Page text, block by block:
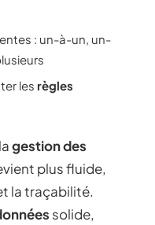
: un-à-un, un-
les règles
gestion des
plus fluide,
la traçabilité.
solide,